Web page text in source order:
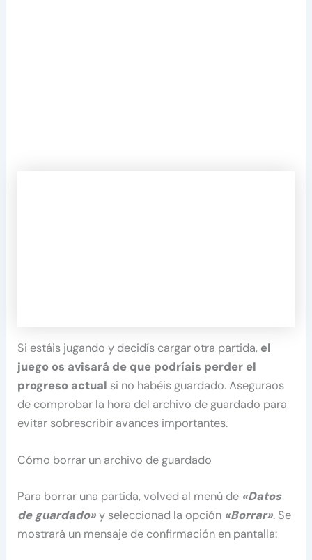
Si estáis jugando y decidís cargar otra partida, el
juego os avisará de que podríais perder el
progreso actual si no habéis guardado. Aseguraos
de comprobar la hora del archivo de guardado para
evitar sobrescribir avances importantes.
Cómo borrar un archivo de guardado
Para borrar una partida, volved al menú de «Datos
de guardado»y seleccionad la opción «Borrar». Se
mostrará un mensaje de confirmación en pantalla: